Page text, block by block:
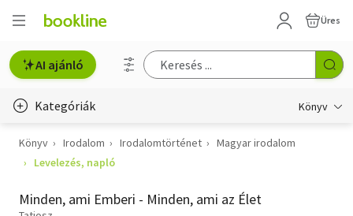
Üres
AI ajánló
Kategóriák Könyv
Életmód, egészség
Gyermek- és ifjúsági
Könyv Irodalom Irodalomtörténet
Magyar irodalom
Levelezés, napló
Minden, ami Emberi - Minden, ami az Élet